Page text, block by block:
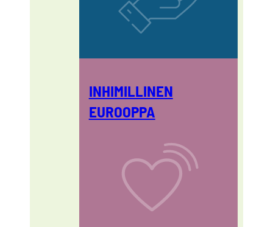
INHIMILLINEN
EUROOPPA